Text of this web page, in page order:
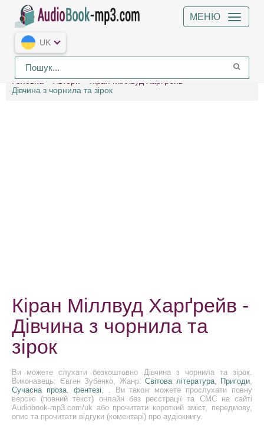
МЕНЮ
UK
Головна Автори
Кіран Міллвуд Харґрейв
Дівчина з чорнила та зірок
Кіран Міллвуд Харґрейв -
Дівчина з чорнила та
зірок
Ви можете слухати безкоштовно Дівчина з чорнила та зірок.
Виконавець: Євген Зубенко, Жанр: Світова література, Пригоди,
Сучасна проза, фентезі, . Ви також можете прослухати повну
версію (повний текст) онлайн без реєстрації та СМС на сайті
Audiobook-mp3.com/uk або прочитати короткий зміст, передмову,
опис та прочитати відгуки (коментарі) про аудіокнигу.